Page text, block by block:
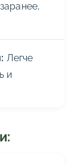
Легче
и